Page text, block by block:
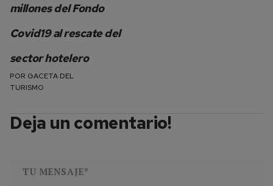
millones del Fondo
Covid19 al rescate del
sector hotelero
POR GACETA DEL
TURISMO
Deja un comentario!